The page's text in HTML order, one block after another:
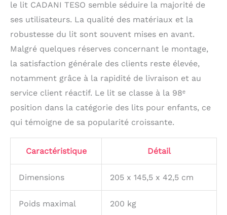
le lit CADANI TESO semble séduire la majorité de
ses utilisateurs. La qualité des matériaux et la
robustesse du lit sont souvent mises en avant.
Malgré quelques réserves concernant le montage,
la satisfaction générale des clients reste élevée,
notamment grâce à la rapidité de livraison et au
service client réactif. Le lit se classe à la 98ᵉ
position dans la catégorie des lits pour enfants, ce
qui témoigne de sa popularité croissante.
Caractéristique Détail
Dimensions 205 x 145,5 x 42,5 cm
Poids maximal 200 kg